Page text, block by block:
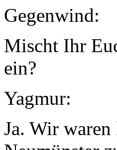
Gegenwind:
Mischt Ihr
ein?
Yagmur:
Ja. Wir